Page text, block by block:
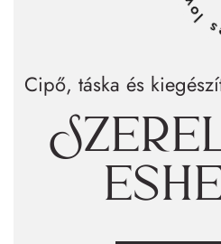
Cipő, táska és